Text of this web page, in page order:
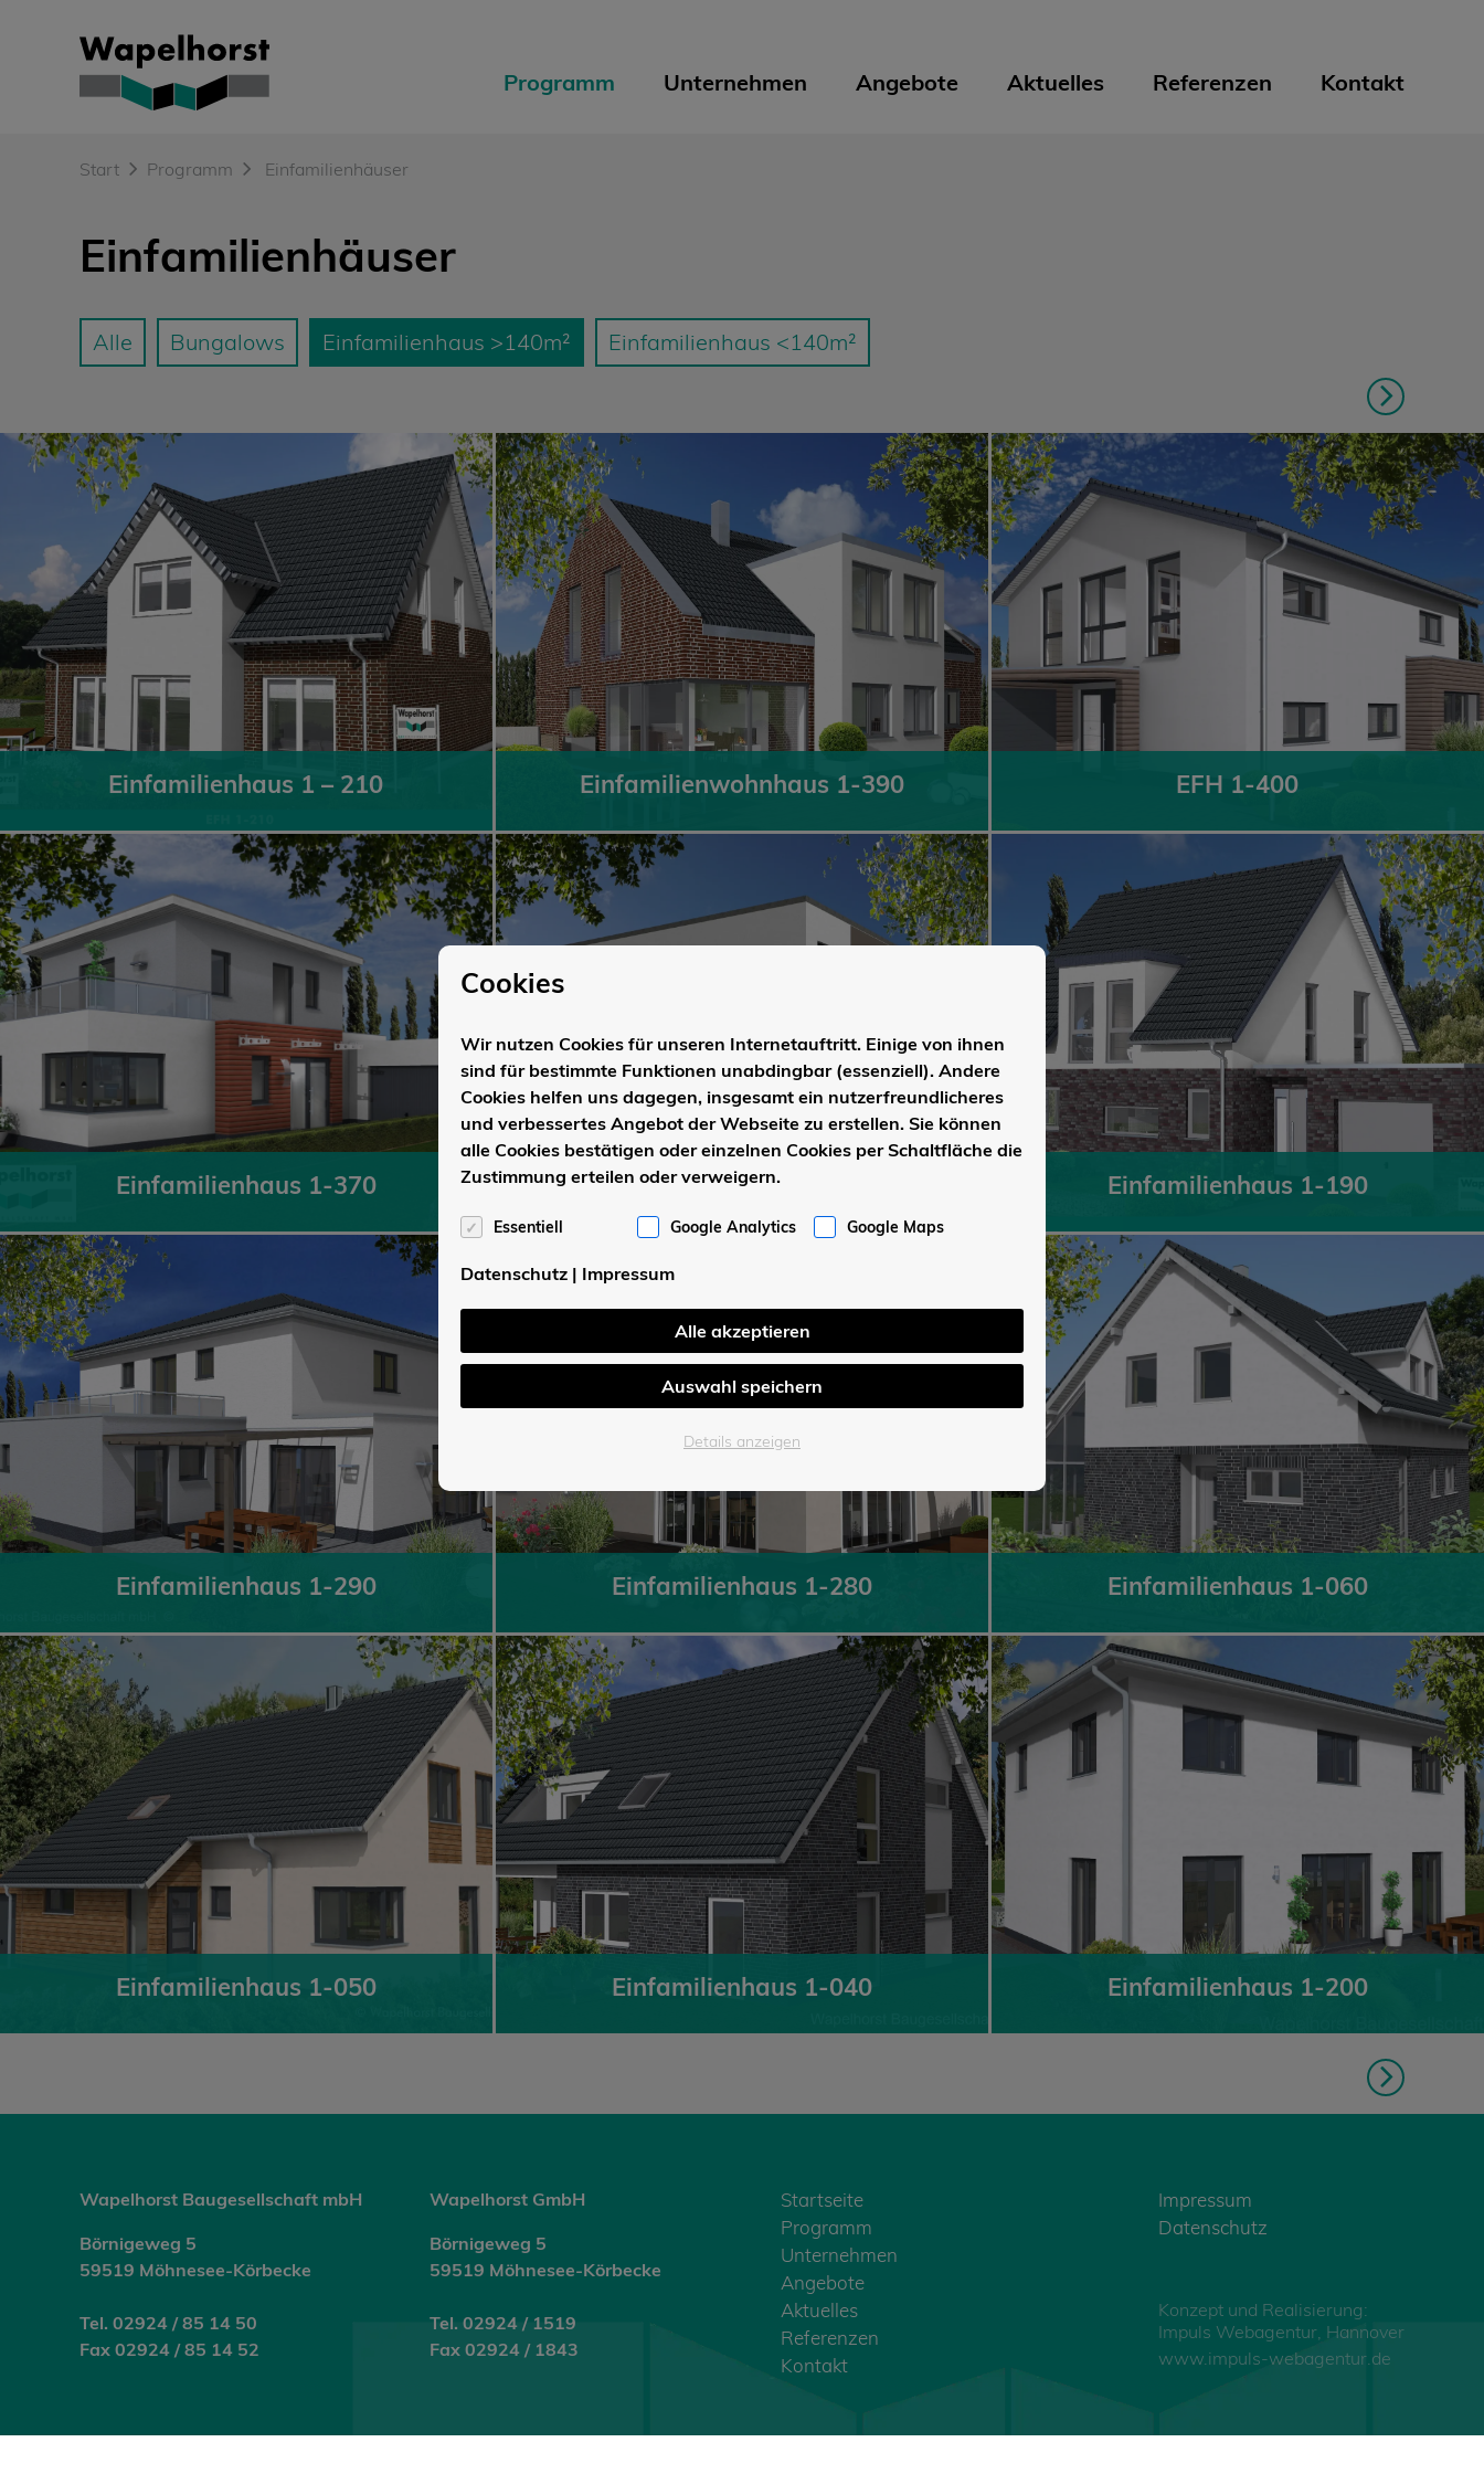
Programm Unternehmen Angebote Aktuelles Referenzen Kontakt
Start Programm Einfamilienhäuser
Einfamilienhäuser
Alle Bungalows Einfamilienhaus >140m² Einfamilienhaus <140m²
Einfamilienhaus 1 – 210 Einfamilienwohnhaus 1-390 EFH 1-400
Einfamilienhaus 1-370 Einfamilienhaus 1-340 Einfamilienhaus 1-190
Einfamilienhaus 1-290 Einfamilienhaus 1-280 Einfamilienhaus 1-060
Einfamilienhaus 1-050 Einfamilienhaus 1-040 Einfamilienhaus 1-200
Wapelhorst Baugesellschaft mbH
Börnigeweg 5
59519 Möhnesee-Körbecke
Tel. 02924 / 85 14 50
Fax 02924 / 85 14 52
Wapelhorst GmbH
Börnigeweg 5
59519 Möhnesee-Körbecke
Tel. 02924 / 1519
Fax 02924 / 1843
Startseite
Programm
Unternehmen
Angebote
Aktuelles
Referenzen
Kontakt
Impressum
Datenschutz
Konzept und Realisierung:
Impuls Webagentur, Hannover
www.impuls-webagentur.de
Cookies
Wir nutzen Cookies für unseren Internetauftritt. Einige von ihnen
sind für bestimmte Funktionen unabdingbar (essenziell). Andere
Cookies helfen uns dagegen, insgesamt ein nutzerfreundlicheres
und verbessertes Angebot der Webseite zu erstellen. Sie können
alle Cookies bestätigen oder einzelnen Cookies per Schaltfläche die
Zustimmung erteilen oder verweigern.
Essentiell Google Analytics Google Maps
Datenschutz | Impressum
Alle akzeptieren
Auswahl speichern
Details anzeigen